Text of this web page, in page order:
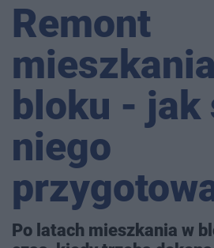
Remont
bloku - jak
niego
Po latach mieszkania w